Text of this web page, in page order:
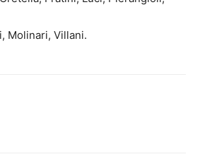
Molinari, Villani.